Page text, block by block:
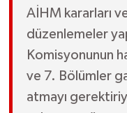
AİHM kararları
düzenlemeler
Komisyonunun
ve 7. Bölümler
atmayı